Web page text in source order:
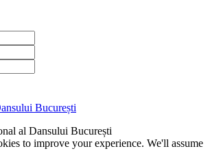
București
al Dansului București
to improve your experience. We'll assume